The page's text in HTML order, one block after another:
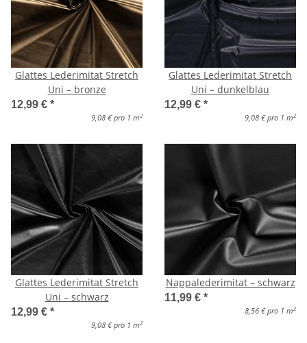
Glattes Lederimitat Stretch
Uni – bronze
12,99 € *
9,08 € pro 1 m 2
Glattes Lederimitat Stretch
Uni – dunkelblau
12,99 € *
9,08 € pro 1 m 2
Glattes Lederimitat Stretch
Uni – schwarz
12,99 € *
9,08 € pro 1 m 2
Nappalederimitat – schwarz
11,99 € *
8,56 € pro 1 m 2